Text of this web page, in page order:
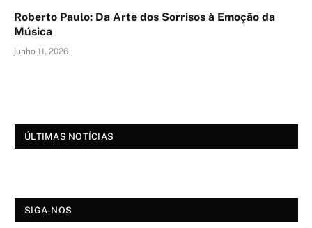
Roberto Paulo: Da Arte dos Sorrisos à Emoção da
Música
junho 11, 2026
ÚLTIMAS NOTÍCIAS
SIGA-NOS